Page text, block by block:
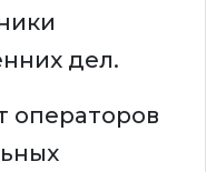
дел.